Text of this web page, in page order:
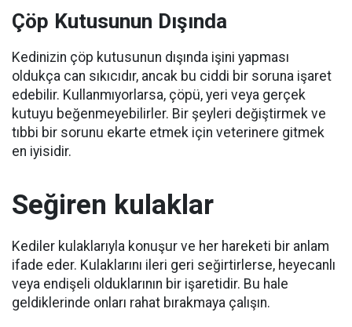
Çöp Kutusunun Dışında
Kedinizin çöp kutusunun dışında işini yapması
oldukça can sıkıcıdır, ancak bu ciddi bir soruna işaret
edebilir. Kullanmıyorlarsa, çöpü, yeri veya gerçek
kutuyu beğenmeyebilirler. Bir şeyleri değiştirmek ve
tıbbi bir sorunu ekarte etmek için veterinere gitmek
en iyisidir.
Seğiren kulaklar
Kediler kulaklarıyla konuşur ve her hareketi bir anlam
ifade eder. Kulaklarını ileri geri seğirtirlerse, heyecanlı
veya endişeli olduklarının bir işaretidir. Bu hale
geldiklerinde onları rahat bırakmaya çalışın.